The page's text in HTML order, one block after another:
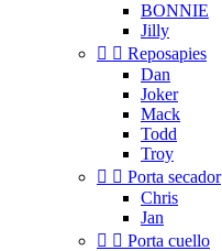
BONNIE
Jilly
  Reposapies
Dan
Joker
Mack
Todd
Troy
  Porta secador
Chris
Jan
  Porta cuello